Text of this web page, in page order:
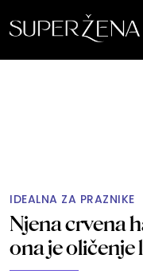
IDEALNA ZA PRAZNIKE
Njena crvena
ona je oličenje